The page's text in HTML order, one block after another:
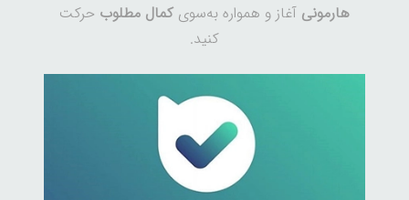
هارمونی آغاز و همواره به‌سوی کمال مطلوب حرکت
کنید.